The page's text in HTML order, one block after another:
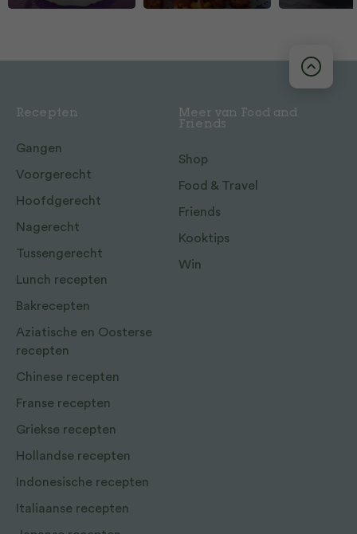
Recepten
Gangen
Voorgerecht
Hoofdgerecht
Nagerecht
Tussengerecht
Lunch recepten
Bakrecepten
Aziatische en Oosterse
recepten
Chinese recepten
Franse recepten
Griekse recepten
Hollandse recepten
Indonesische recepten
Italiaanse recepten
Meer van Food and
Friends
Shop
Food & Travel
Friends
Kooktips
Win